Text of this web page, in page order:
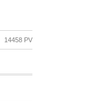
14458 PV